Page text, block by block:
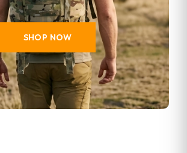
SHOP NOW